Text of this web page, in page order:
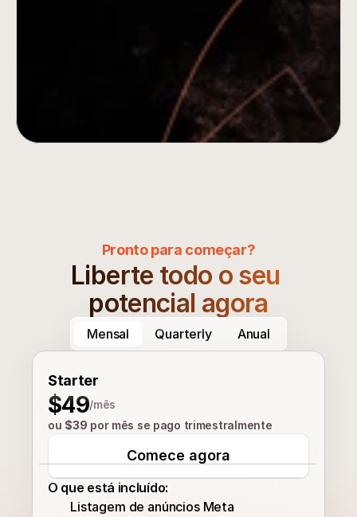
Tenha acesso instantâneo a dados reais de
pedidos, pontuações de fornecedores e
verificação de anúncios. Não é necessário
Iniciar Avaliação Gratuita
Pronto para começar?
Liberte todo o seu
potencial agora
Mensal Quarterly Anual
Starter
$49/mês
ou $39 por mês se pago trimestralmente
Comece agora
O que está incluído:
Listagem de anúncios Meta